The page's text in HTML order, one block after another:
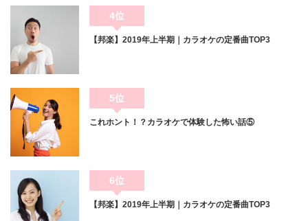
4位
【邦楽】2019年上半期｜カラオケの定番曲TOP3
5位
これホント！？カラオケで体験した怖い話⑤
6位
【邦楽】2019年上半期｜カラオケの定番曲TOP3